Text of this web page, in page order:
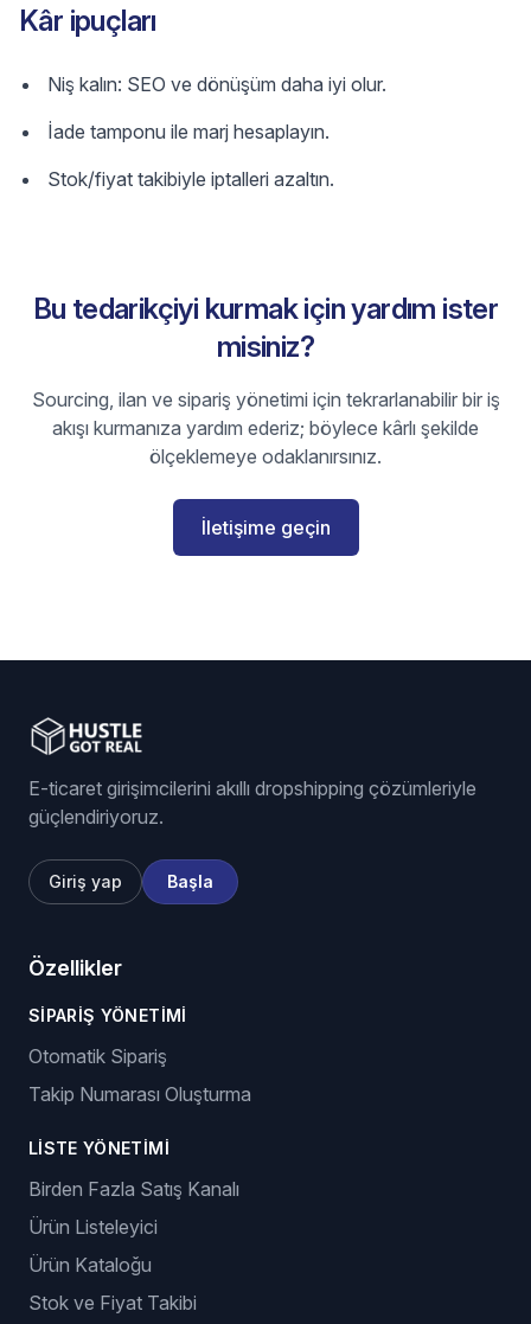
Kâr ipuçları
Niş kalın: SEO ve dönüşüm daha iyi olur.
İade tamponu ile marj hesaplayın.
Stok/fiyat takibiyle iptalleri azaltın.
Bu tedarikçiyi kurmak için yardım ister
misiniz?
Sourcing, ilan ve sipariş yönetimi için tekrarlanabilir bir iş
akışı kurmanıza yardım ederiz; böylece kârlı şekilde
ölçeklemeye odaklanırsınız.
İletişime geçin
E-ticaret girişimcilerini akıllı dropshipping çözümleriyle
güçlendiriyoruz.
Giriş yap Başla
Özellikler
SIPARIŞ YÖNETIMI
Otomatik Sipariş
Takip Numarası Oluşturma
LISTE YÖNETIMI
Birden Fazla Satış Kanalı
Ürün Listeleyici
Ürün Kataloğu
Stok ve Fiyat Takibi